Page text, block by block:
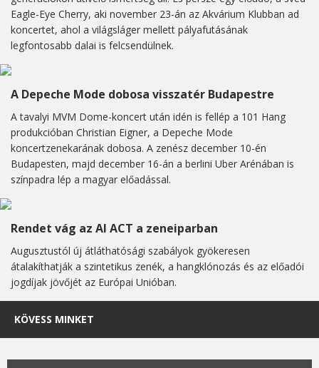
Eagle-Eye Cherry, aki november 23-án az Akvárium Klubban ad
koncertet, ahol a világsláger mellett pályafutásának
legfontosabb dalai is felcsendülnek.
A Depeche Mode dobosa visszatér Budapestre
A tavalyi MVM Dome-koncert után idén is fellép a 101 Hang
produkcióban Christian Eigner, a Depeche Mode
koncertzenekarának dobosa. A zenész december 10-én
Budapesten, majd december 16-án a berlini Uber Arénában is
színpadra lép a magyar előadással.
Rendet vág az AI ACT a zeneiparban
Augusztustól új átláthatósági szabályok gyökeresen
átalakíthatják a szintetikus zenék, a hangklónozás és az előadói
jogdíjak jövőjét az Európai Unióban.
KÖVESS MINKET